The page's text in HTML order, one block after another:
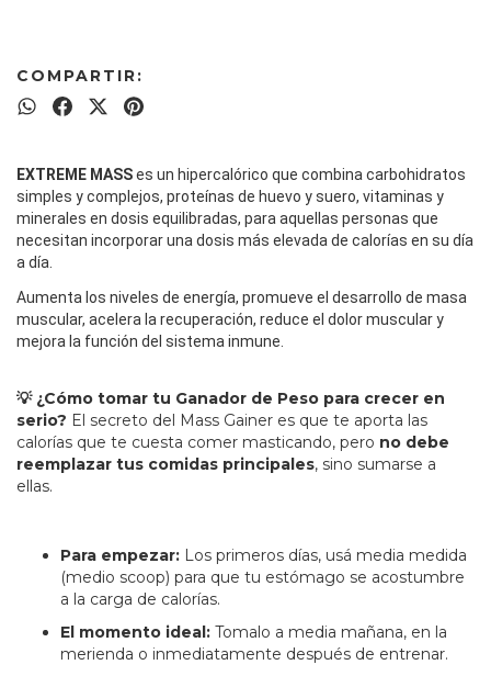
COMPARTIR:
EXTREME MASSes un hipercalórico que combina carbohidratos
simples y complejos, proteínas de huevo y suero, vitaminas y
minerales en dosis equilibradas, para aquellas personas que
necesitan incorporar una dosis más elevada de calorías en su día
a día.
Aumenta los niveles de energía, promueve el desarrollo de masa
muscular, acelera la recuperación, reduce el dolor muscular y
mejora la función del sistema inmune.
💡 ¿Cómo tomar tu Ganador de Peso para crecer en
serio? El secreto del Mass Gainer es que te aporta las
calorías que te cuesta comer masticando, pero no debe
reemplazar tus comidas principales, sino sumarse a
ellas.
Para empezar: Los primeros días, usá media medida
(medio scoop) para que tu estómago se acostumbre
a la carga de calorías.
El momento ideal: Tomalo a media mañana, en la
merienda o inmediatamente después de entrenar.